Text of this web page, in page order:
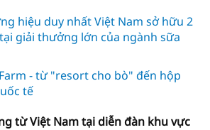
hiệu duy nhất Việt Nam sở hữu 2
giải thưởng lớn của ngành sữa
- từ "resort cho bò" đến hộp
tế
từ Việt Nam tại diễn đàn khu vực